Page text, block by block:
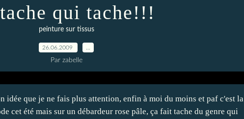
qui tache!!!
peinture sur tissus
26.06.2009
Par zabelle
idée que je ne fais plus attention, enfin à moi du moins et paf c'est la
cet été mais sur un débardeur rose pâle, ça fait tache du genre qui